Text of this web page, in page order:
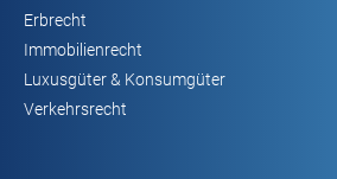
Erbrecht
Immobilienrecht
Luxusgüter & Konsumgüter
Verkehrsrecht